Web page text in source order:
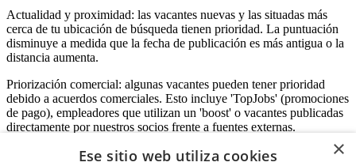
Actualidad y proximidad: las vacantes nuevas y las situadas más
cerca de tu ubicación de búsqueda tienen prioridad. La puntuación
disminuye a medida que la fecha de publicación es más antigua o la
distancia aumenta.
Priorización comercial: algunas vacantes pueden tener prioridad
debido a acuerdos comerciales. Esto incluye 'TopJobs' (promociones
de pago), empleadores que utilizan un 'boost' o vacantes publicadas
directamente por nuestros socios frente a fuentes externas.
×
Ese sitio web utiliza cookies